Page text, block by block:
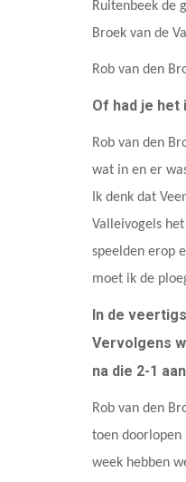
Ruitenbeek de
Broek van de
Rob van den
Of had je het
Rob van den
wat in en er
Ik denk dat
Valleivogels
speelden erop
moet ik de
In de
Vervolgens
na die 2-1
Rob van den
toen doorlopen
week hebben